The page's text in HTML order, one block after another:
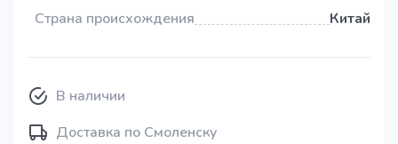
Страна происхождения
Китай
В наличии
Доставка по Смоленску